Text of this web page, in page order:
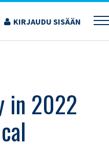
KIRJAUDU SISÄÄN
2 – CRITICAL PARTNERS — INTERNAL
in 2022